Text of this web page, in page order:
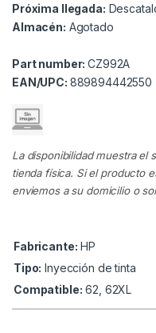
Próxima llegada:
Almacén: Agotado
Part number:CZ992A
EAN/UPC: 889894442550
La disponibilidad muestra el
tienda física. Si el producto
enviemos a su domicilio o
Fabricante: HP
Tipo: Inyección de tinta
Compatible: 62, 62XL